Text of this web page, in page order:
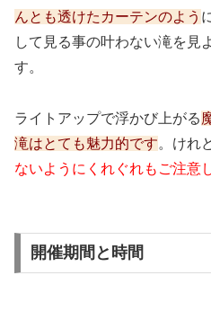
んとも透けたカーテンのよう
して見る事の叶わない滝を見
す。
ライトアップで浮かび上がる
滝はとても魅力的です。けれ
ないようにくれぐれもご注意
開催期間と時間